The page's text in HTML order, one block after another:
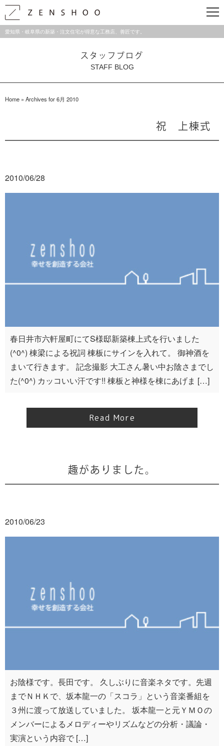
愛知県・岐阜県の新築・注文住宅が得意な工務店、善匠です。
スタッフブログ
STAFF BLOG
Home » Archives for 6月 2010
祝 上棟式
2010/06/28
春日井市六軒屋町にてS様邸新築棟上式を行いました
(^0^) 棟梁による祝詞 棟板にサインを入れて。 御神酒を
まいて行きます。 記念撮影 大工さん暑い中お陰さまでし
た(^0^) カッコいい汗です!! 棟板と神様を棟にあげま […]
Read More
趣がありました。
2010/06/23
お陰様です。長田です。 久しぶりに音楽ネタです。先週
までＮＨＫで、坂本龍一の「スコラ」という音楽番組を
３州に渡って放送していました。 坂本龍一と元ＹＭＯの
メンバーによるメロディーやリズムなどの分析・議論・
実演という内容で […]